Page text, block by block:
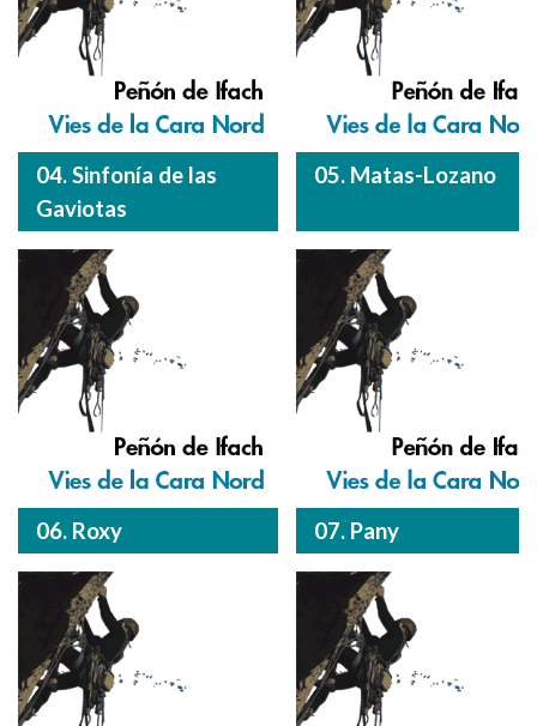
04. Sinfonía de las
Gaviotas
05. Matas-Lozano
06. Roxy 07. Pany